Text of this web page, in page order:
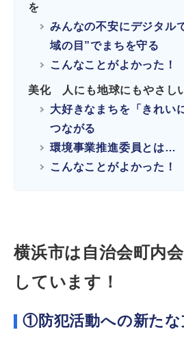
を
みんなの不安にデジタル
域の目”でまちを守る
こんなことがよかった！
美化 人にも地球にもやさし
大好きなまちを「きれい
つながる
環境事業推進委員とは…
こんなことがよかった！
横浜市は自治会町内
しています！
①防犯活動への新たな